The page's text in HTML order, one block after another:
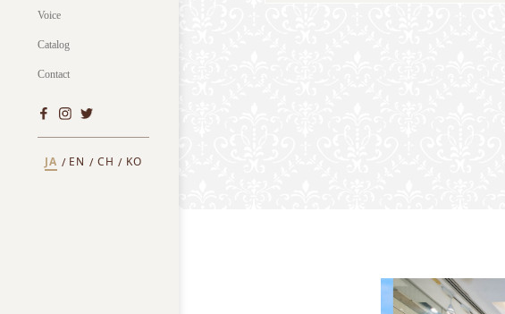
Voice
Catalog
Contact
JA EN CH KO